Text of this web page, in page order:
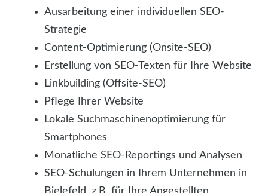
Ausarbeitung einer individuellen SEO-
Strategie
Content-Optimierung (Onsite-SEO)
Erstellung von SEO-Texten für Ihre Website
Linkbuilding (Offsite-SEO)
Pflege Ihrer Website
Lokale Suchmaschinenoptimierung für
Smartphones
Monatliche SEO-Reportings und Analysen
SEO-Schulungen in Ihrem Unternehmen in